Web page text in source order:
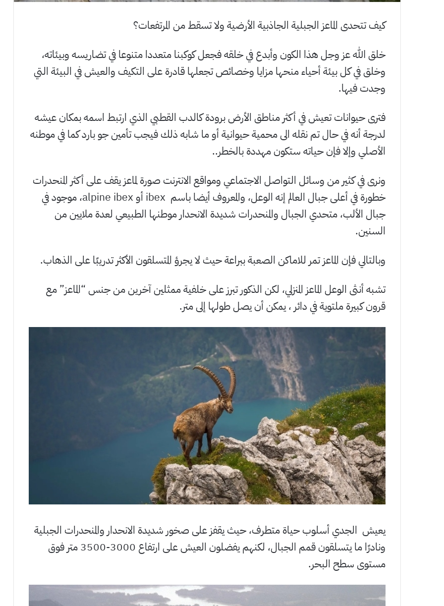
كيف تتحدى الماعز الجبلية الجاذبية الأرضية ولا تسقط من المرتفعات؟
خلق الله عز وجل هذا الكون وأبدع في خلقه فجعل كوكبنا متعددا متنوعا في تضاريسه وبيئاته،
وخلق في كل بيئة أحياء منحها مزايا وخصائص تجعلها قادرة على التكيف والعيش في البيئة التي
وجدت فيها.
فترى حيوانات تعيش في أكثر مناطق الأرض برودة كالدب القطبي الذي ارتبط اسمه بمكان عيشه
لدرجة أنه في حال تم نقله الى محمية حيوانية أو ما شابه ذلك فيجب تأمين جو بارد كما في موطنه
الأصلي وإلا فإن حياته ستكون مهددة بالخطر..
ونرى في كثير من وسائل التواصل الاجتماعي ومواقع الانترنت صورة لماعز يقف على أكثر المنحدرات
خطورة في أعلى جبال العالم إنه الوعل، والمعروف أيضا باسم ibex أو alpine ibex، موجود في
جبال الألب، متحدي الجبال والمنحدرات شديدة الانحدار موطنها الطبيعي لعدة ملايين من
السنين.
وبالتالي فإن الماعز تمر للاماكن الصعبة ببراعة حيث لا يجرؤ المتسلقون الأكثر تدريبًا على الذهاب.
تشبه أنثى الوعل الماعز المنزلي، لكن الذكور تبرز على خلفية ممثلين آخرين من جنس “الماعز” مع
قرون كبيرة ملتوية في دائر ، يمكن أن يصل طولها إلى متر.
يعيش الجدي أسلوب حياة متطرف، حيث يقفز على صخور شديدة الانحدار والمنحدرات الجبلية
ونادرًا ما يتسلقون قمم الجبال، لكنهم يفضلون العيش على ارتفاع 3000-3500 متر فوق
مستوى سطح البحر.